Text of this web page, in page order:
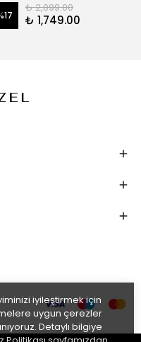
iyileştirmek için
uygun çerezler
Detaylı bilgiye
17
₺ 2,099.00
₺ 1,749.00